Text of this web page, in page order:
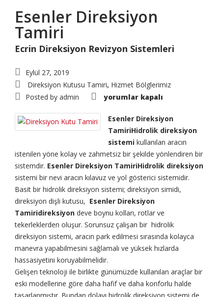
Esenler Direksiyon
Tamiri
Ecrin Direksiyon Revizyon Sistemleri
Eylül 27, 2019
Direksiyon Kutusu Tamiri, Hizmet Bölglerimiz
Posted by admin Esenler
Direksiyon
için
yorumlar kapalı
Esenler Direksiyon
TamiriHidrolik direksiyon
sistemi kullanılan aracın
istenilen yöne kolay ve zahmetsiz bir şekilde yönlendiren bir
sistemdir. Esenler Direksiyon TamiriHidrolik direksiyon
sistemi bir nevi aracın kılavuz ve yol gösterici sistemidir.
Basit bir hidrolik direksiyon sistemi; direksiyon simidi,
direksiyon dişli kutusu, Esenler Direksiyon
Tamiridireksiyon deve boynu kolları, rotlar ve
tekerleklerden oluşur. Sorunsuz çalışan bir hidrolik
direksiyon sistemi, aracın park edilmesi sırasında kolayca
manevra yapabilmesini sağlamalı ve yüksek hızlarda
hassasiyetini koruyabilmelidir.
Gelişen teknoloji ile birlikte günümüzde kullanılan araçlar bir
eski modellerine göre daha hafif ve daha konforlu halde